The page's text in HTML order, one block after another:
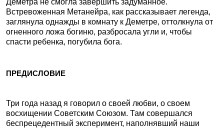
Деметра не смогла завершить задуманное.
Встревоженная Метанейра, как рассказывает легенда,
заглянула однажды в комнату к Деметре, оттолкнула от
огненного ложа богиню, разбросала угли и, чтобы
спасти ребенка, погубила бога.
ПРЕДИСЛОВИЕ
Три года назад я говорил о своей любви, о своем
восхищении Советским Союзом. Там совершался
беспрецедентный эксперимент, наполнявший наши